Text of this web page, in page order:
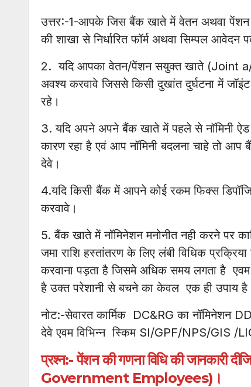
उत्तर:-1-आपके जिस बैंक खाते में वेतन अथवा पेंशन
की शाखा से निर्धारित फॉर्म अथवा सिम्पल
2. यदि आपका वेतन/पेंशन सयुक्त खाते (Joint a/c)
अवश्य करवावे जिससे किसी दुखांत दुर्घटना में
रहे।
3. यदि अपने अपने बैंक खाते में पहले से नॉमिनी ऐड
कारण रहा है एवं आप नॉमिनी बदलना चाहे तो
देवे।
4.यदि किसी बैंक में आपने कोई रकम फिक्स
करवावे।
5. बैंक खाते में नॉमिनेशन मनोनीत नही करने पर
जमा राशि हस्तांतरण के लिए लंबी विधिक प्रक्रिया
करवाना पड़ता है जिसमे अधिक समय लगता है एवम
है उक्त परेशानी से बचने का केवल एक ही उपाय
नोट:-सेवारत कार्मिक DC&RG का नॉमिनेशन
देवे एवम विभिन्न स्किम SI/GPF/NPS/GIS /
प्रश्न:- पेंशन की गणना विधि की
Government Employees)।